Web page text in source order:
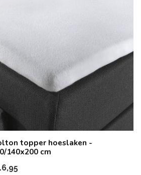
topper hoeslaken -
140x200 cm